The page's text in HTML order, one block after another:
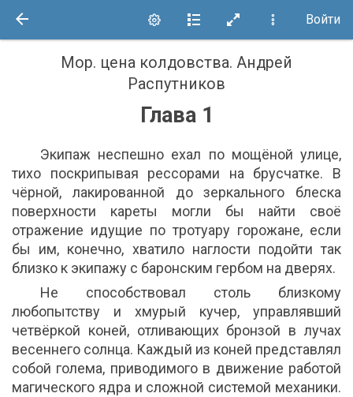
Войти
Мор. цена колдовства. Андрей
Распутников
Глава 1
Экипаж неспешно ехал по мощёной улице,
тихо поскрипывая рессорами на брусчатке. В
чёрной, лакированной до зеркального блеска
поверхности кареты могли бы найти своё
отражение идущие по тротуару горожане, если
бы им, конечно, хватило наглости подойти так
близко к экипажу с баронским гербом на дверях.
Не способствовал столь близкому
любопытству и хмурый кучер, управлявший
четвёркой коней, отливающих бронзой в лучах
весеннего солнца. Каждый из коней представлял
собой голема, приводимого в движение работой
магического ядра и сложной системой механики.